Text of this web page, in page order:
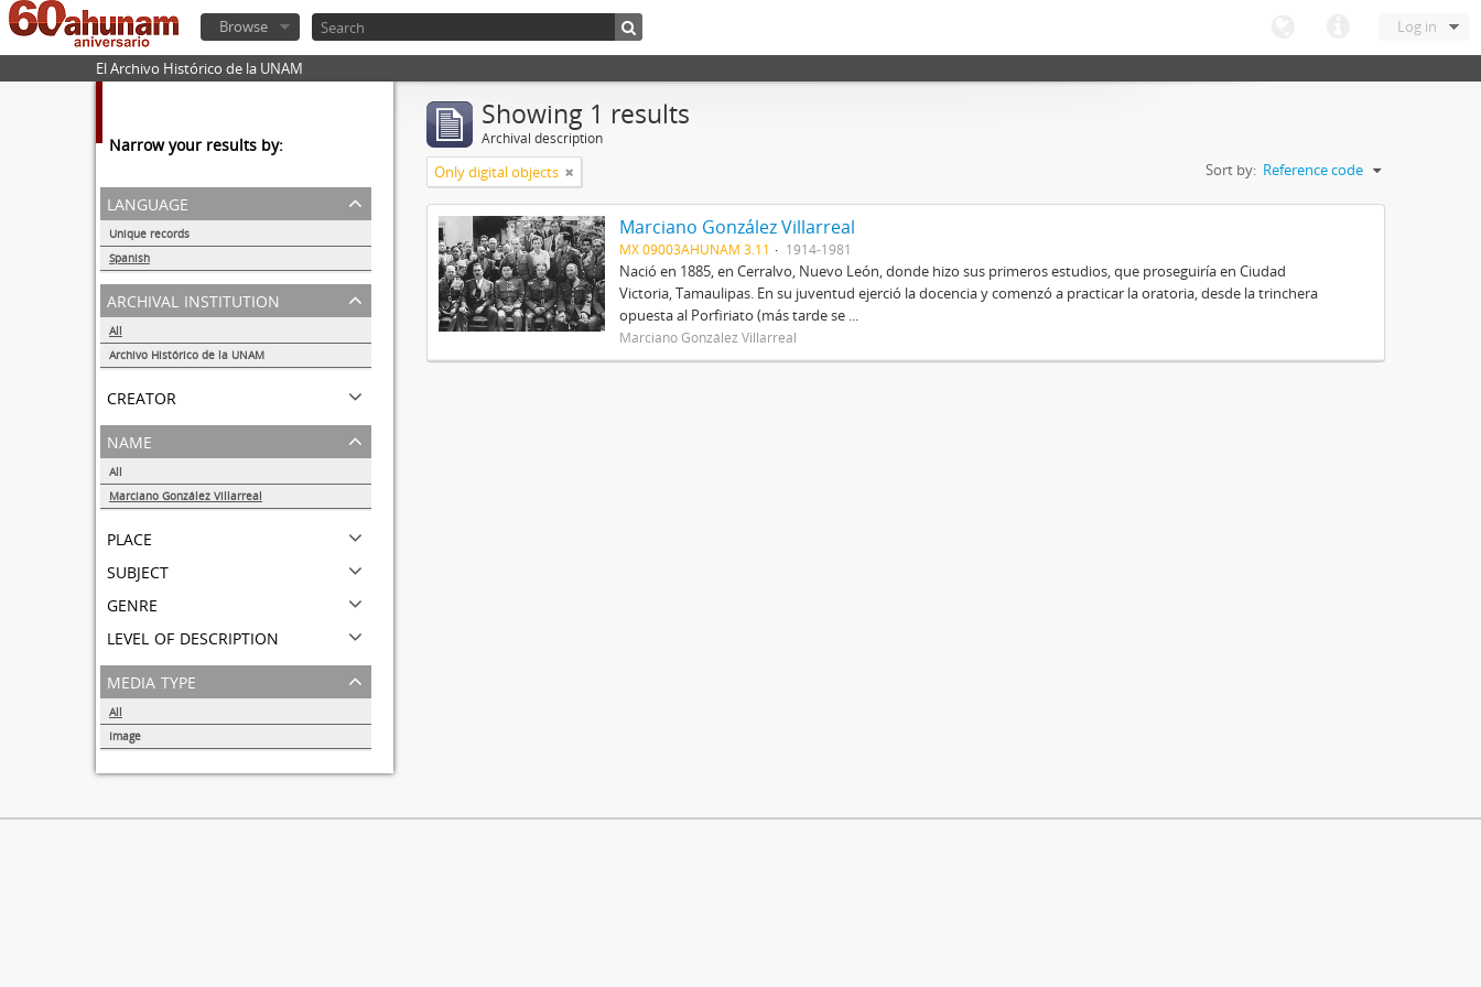
Log in
Browse
El Archivo Histórico de la UNAM
Narrow your results by:
language
Unique records
Spanish
1
archival institution
All
Archivo Histórico de la UNAM
creator
name
All
Marciano González Villarreal
place
subject
genre
level of description
media type
All
Image
Showing 1 results
Archival description
Only digital objects Sort by: Reference code
Marciano González Villarreal
MX 09003AHUNAM 3.11 1914-1981
Nació en 1885, en Cerralvo, Nuevo León, donde hizo sus primeros estudios, que proseguiría en Ciudad
Victoria, Tamaulipas. En su juventud ejerció la docencia y comenzó a practicar la oratoria, desde la trinchera
opuesta al Porfiriato (más tarde se ...
Marciano González Villarreal